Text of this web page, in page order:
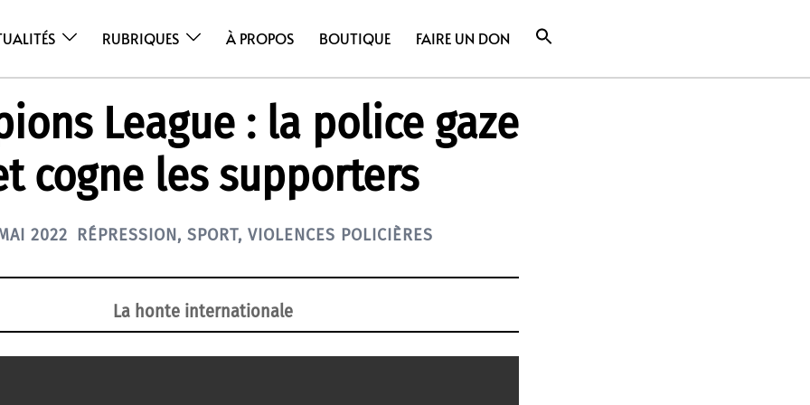
RUBRIQUES À PROPOS BOUTIQUE FAIRE UN DON
League : la police gaze
cogne les supporters
2022 RÉPRESSION, SPORT, VIOLENCES POLICIÈRES
La honte internationale